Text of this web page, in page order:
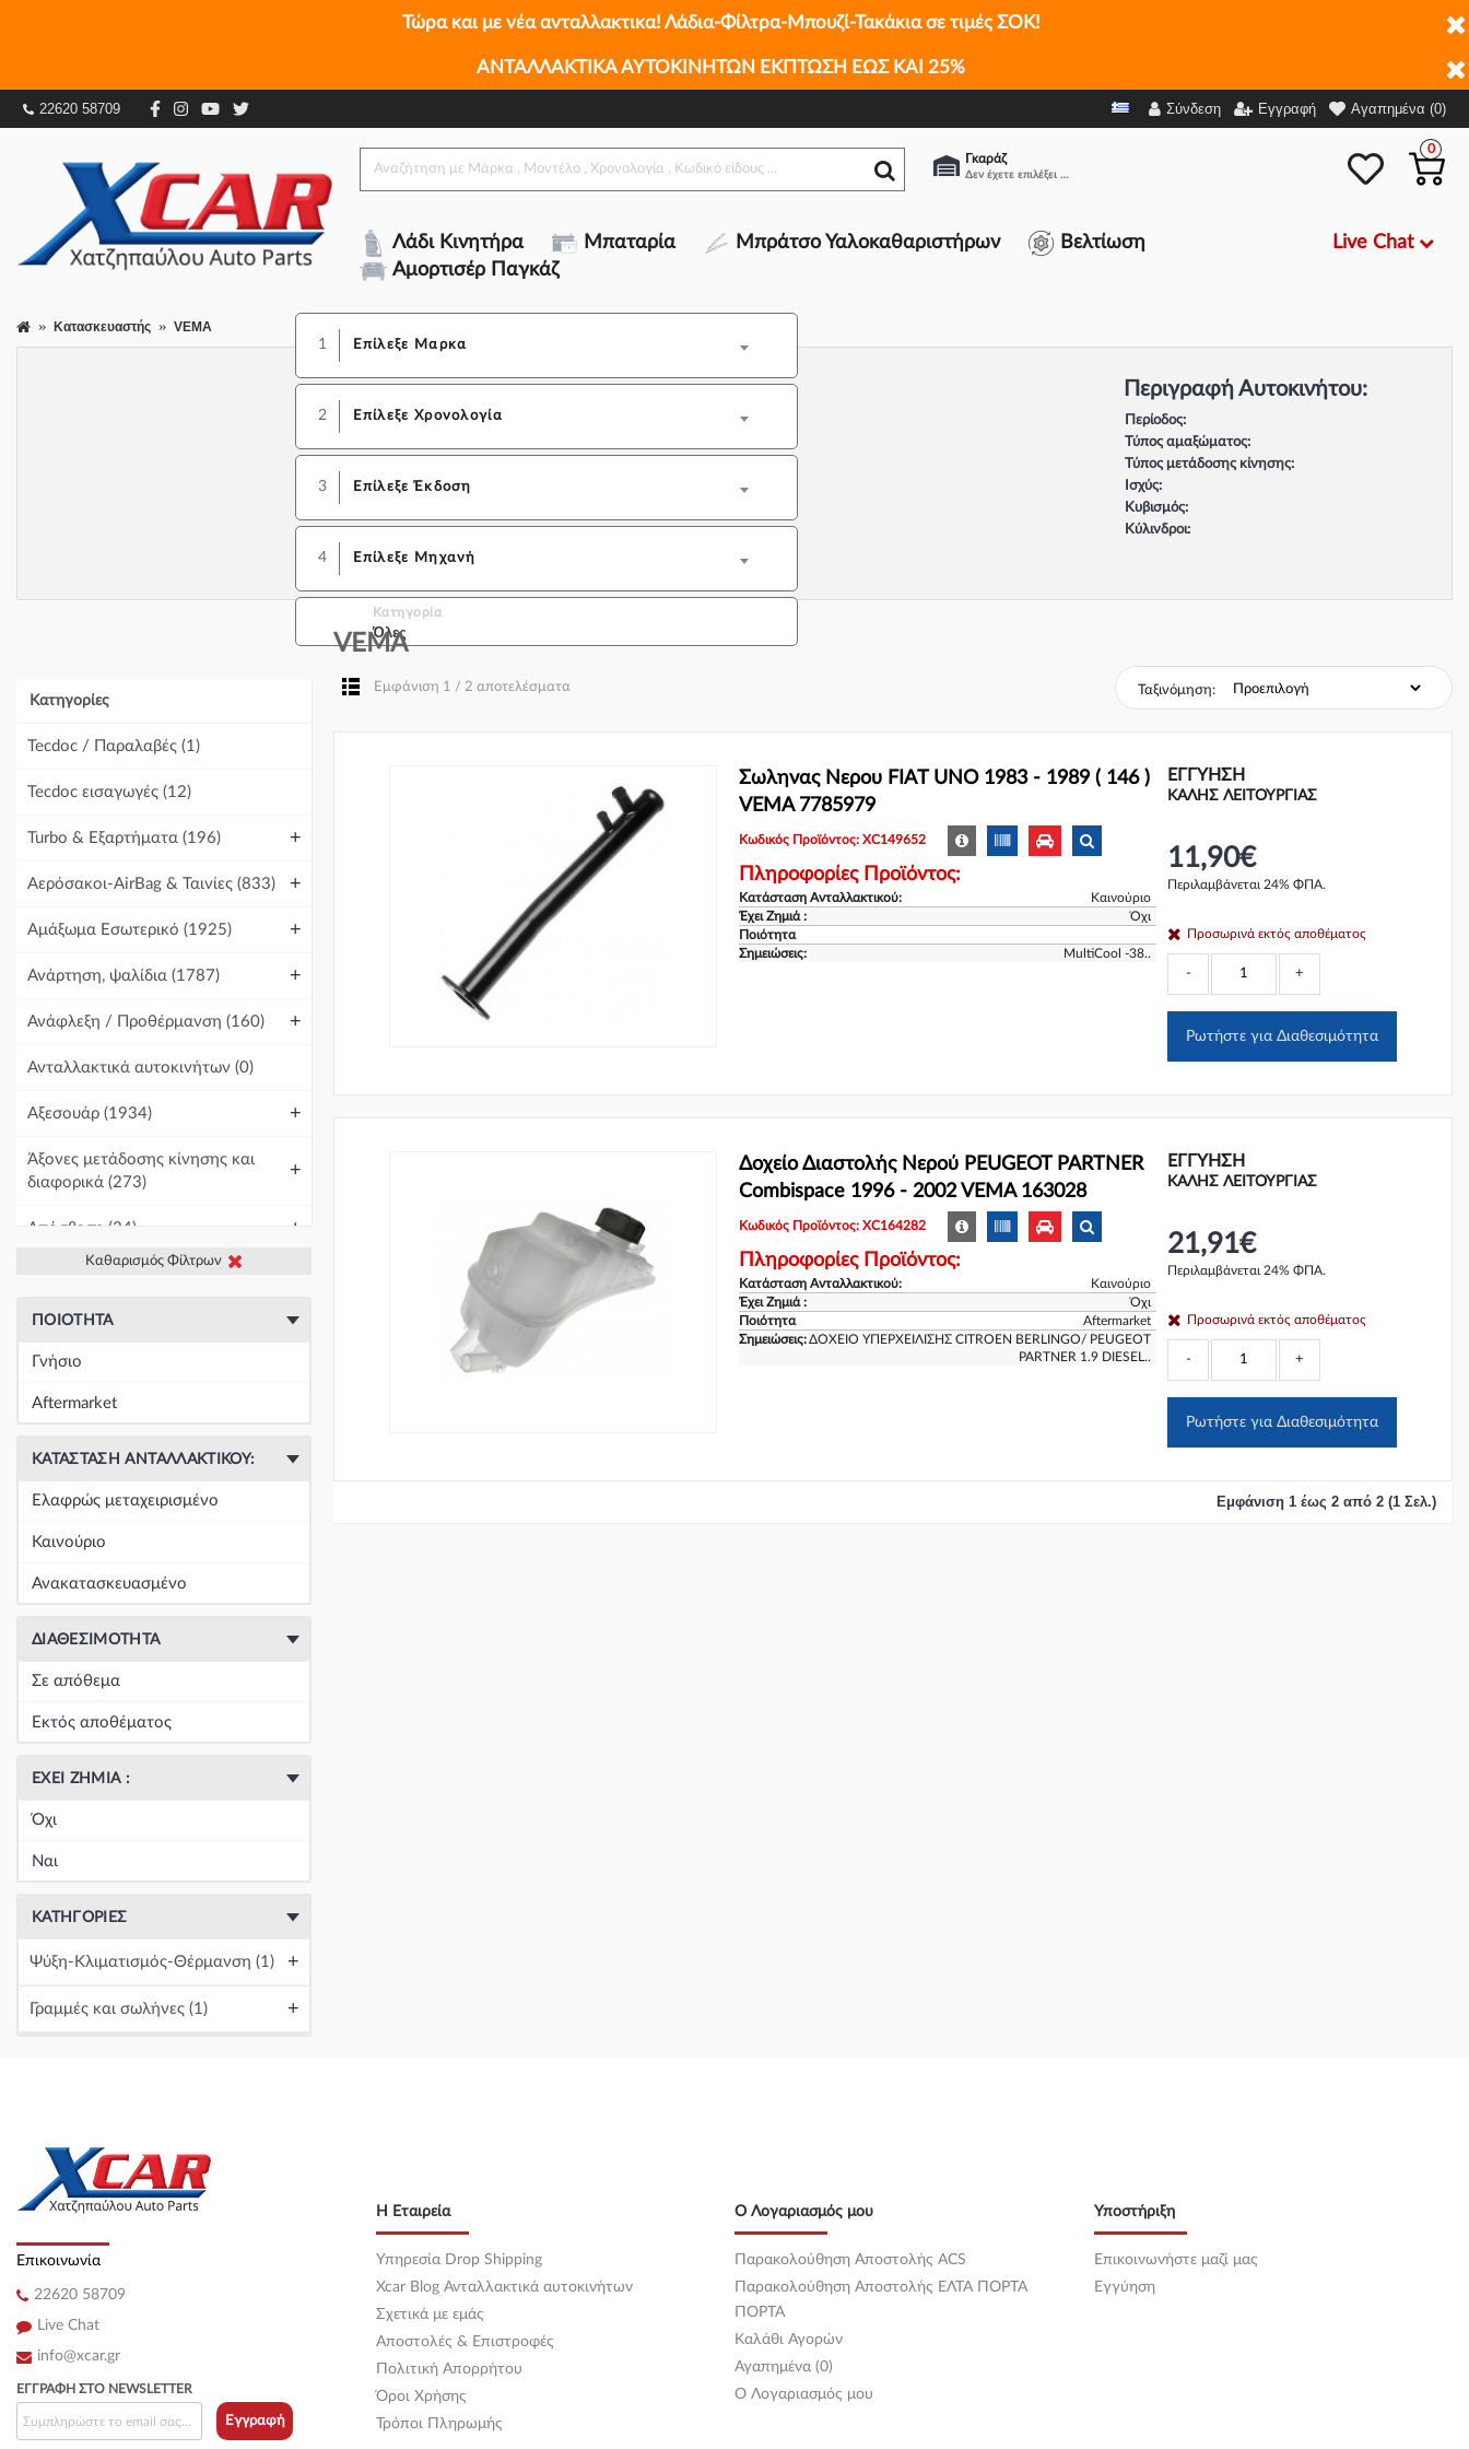
Τώρα και με νέα ανταλλακτικα! Λάδια-Φίλτρα-Μπουζί-Τακάκια σε τιμές ΣΟΚ!
ΑΝΤΑΛΛΑΚΤΙΚΑ ΑΥΤΟΚΙΝΗΤΩΝ ΕΚΠΤΩΣΗ ΕΩΣ ΚΑΙ 25%
22620 58709 Σύνδεση Εγγραφή Αγαπημένα (0)
Γκαράζ
Δεν έχετε επιλέξει αμάξι.
0
Λάδι Κινητήρα Μπαταρία Μπράτσο Υαλοκαθαριστήρων
Βελτίωση
Αμορτισέρ Παγκάζ
Live Chat
Κατασκευαστής
VEMA
1
Επίλεξε Μαρκα
2 Επίλεξε Χρονολογία
3 Επίλεξε Έκδοση
4 Επίλεξε Μηχανή
Κατηγορία
Όλες
Περιγραφή Αυτοκινήτου:
Περίοδος:
Τύπος αμαξώματος:
Τύπος μετάδοσης κίνησης:
Ισχύς:
Κυβισμός:
Κύλινδροι:
Κατηγορίες
Tecdoc / Παραλαβές (1)
Tecdoc εισαγωγές (12)
Turbo & Εξαρτήματα (196) +
Αερόσακοι-AirBag & Ταινίες (833) +
Αμάξωμα Εσωτερικό (1925) +
Ανάρτηση, ψαλίδια (1787) +
Ανάφλεξη / Προθέρμανση (160) +
Ανταλλακτικά αυτοκινήτων (0)
Αξεσουάρ (1934) +
Άξονες μετάδοσης κίνησης και
διαφορικά (273)
+
Απόσβεση (34) +
Γραμμές και σωλήνες +
Γρύλοι-Διακόπτες & Αμορτισέρ
Ζάντες & Λάστιχα (293)
Ηχος-Εικόνα-GPS
Κεντρική (0)
Κεντρική(0)
Κεντρική(0)
Κεντρική(0)
Κεντρική(0)
Κεντρική(0)
Καθαρισμός Φίλτρων
ΠΟΙΌΤΗΤΑ
Γνήσιο
Aftermarket
ΚΑΤΆΣΤΑΣΗ ΑΝΤΑΛΛΑΚΤΙΚΟΎ:
Ελαφρώς μεταχειρισμένο
Καινούριο
Ανακατασκευασμένο
ΔΙΑΘΕΣΙΜΌΤΗΤΑ
Σε απόθεμα
Εκτός αποθέματος
ΈΧΕΙ ΖΗΜΙΆ :
Όχι
Ναι
ΚΑΤΗΓΟΡΊΕΣ
Ψύξη-Κλιματισμός-Θέρμανση (1) +
Γραμμές και σωλήνες (1) +
VEMA
Εμφάνιση 1 / 2 αποτελέσματα Ταξινόμηση:
Σωληνας Νερου FIAT UNO 1983 - 1989 ( 146 )
VEMA 7785979
Κωδικός Προϊόντος: XC149652
Πληροφορίες Προϊόντος:
Κατάσταση Ανταλλακτικού:
Καινούριο
Έχει Ζημιά :
Όχι
Ποιότητα
Σημειώσεις:
MultiCool -38..
ΕΓΓΎΗΣΗ
ΚΑΛΗΣ ΛΕΙΤΟΥΡΓΙΑΣ
11,90€
Περιλαμβάνεται 24% ΦΠΑ.
Προσωρινά εκτός αποθέματος
- +
Ρωτήστε για Διαθεσιμότητα
Δοχείο Διαστολής Νερού PEUGEOT PARTNER
Combispace 1996 - 2002 VEMA 163028
Κωδικός Προϊόντος: XC164282
Πληροφορίες Προϊόντος:
Κατάσταση Ανταλλακτικού:
Καινούριο
Έχει Ζημιά :
Όχι
Ποιότητα
Aftermarket
Σημειώσεις:ΔΟΧΕΙΟ ΥΠΕΡΧΕΙΛΙΣΗΣ CITROEN BERLINGO/ PEUGEOT
PARTNER 1.9 DIESEL..
ΕΓΓΎΗΣΗ
ΚΑΛΗΣ ΛΕΙΤΟΥΡΓΙΑΣ
21,91€
Περιλαμβάνεται 24% ΦΠΑ.
Προσωρινά εκτός αποθέματος
- +
Ρωτήστε για Διαθεσιμότητα
Εμφάνιση 1 έως 2 από 2 (1 Σελ.)
Επικοινωνία
22620 58709
Live Chat
info@xcar.gr
Η Εταιρεία
Υπηρεσία Drop Shipping
Xcar Blog Ανταλλακτικά αυτοκινήτων
Σχετικά με εμάς
Αποστολές & Επιστροφές
Πολιτική Απορρήτου
Όροι Χρήσης
Τρόποι Πληρωμής
Ο Λογαριασμός μου
Παρακολούθηση Αποστολής ACS
Παρακολούθηση Αποστολής ΕΛΤΑ ΠΟΡΤΑ
ΠΟΡΤΑ
Καλάθι Αγορών
Αγαπημένα (0)
O Λογαριασμός μου
Υποστήριξη
Επικοινωνήστε μαζί μας
Εγγύηση
ΕΓΓΡΑΦΉ ΣΤΟ NEWSLETTER
Εγγραφή